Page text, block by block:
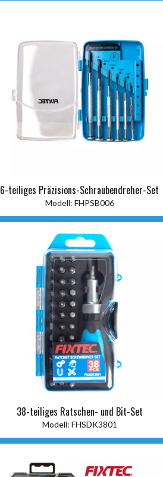
6-teiliges Präzisions-Schraubendreher-Set
Modell: FHPSB006
38-teiliges Ratschen- und Bit-Set
Modell: FHSDK3801